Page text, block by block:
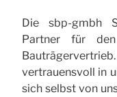
Die sbp-gmbh
Partner für den
vertrauensvoll in
sich selbst von